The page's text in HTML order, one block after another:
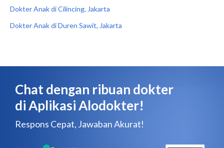
Dokter Anak di Cilincing, Jakarta
Dokter Anak di Duren Sawit, Jakarta